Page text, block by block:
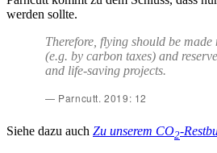
werden sollte.
Therefore, flying should be made
(e.g. by carbon taxes) and
and life-saving projects.
Parncutt. 2019: 12
Siehe dazu auch Zu unserem CO2-